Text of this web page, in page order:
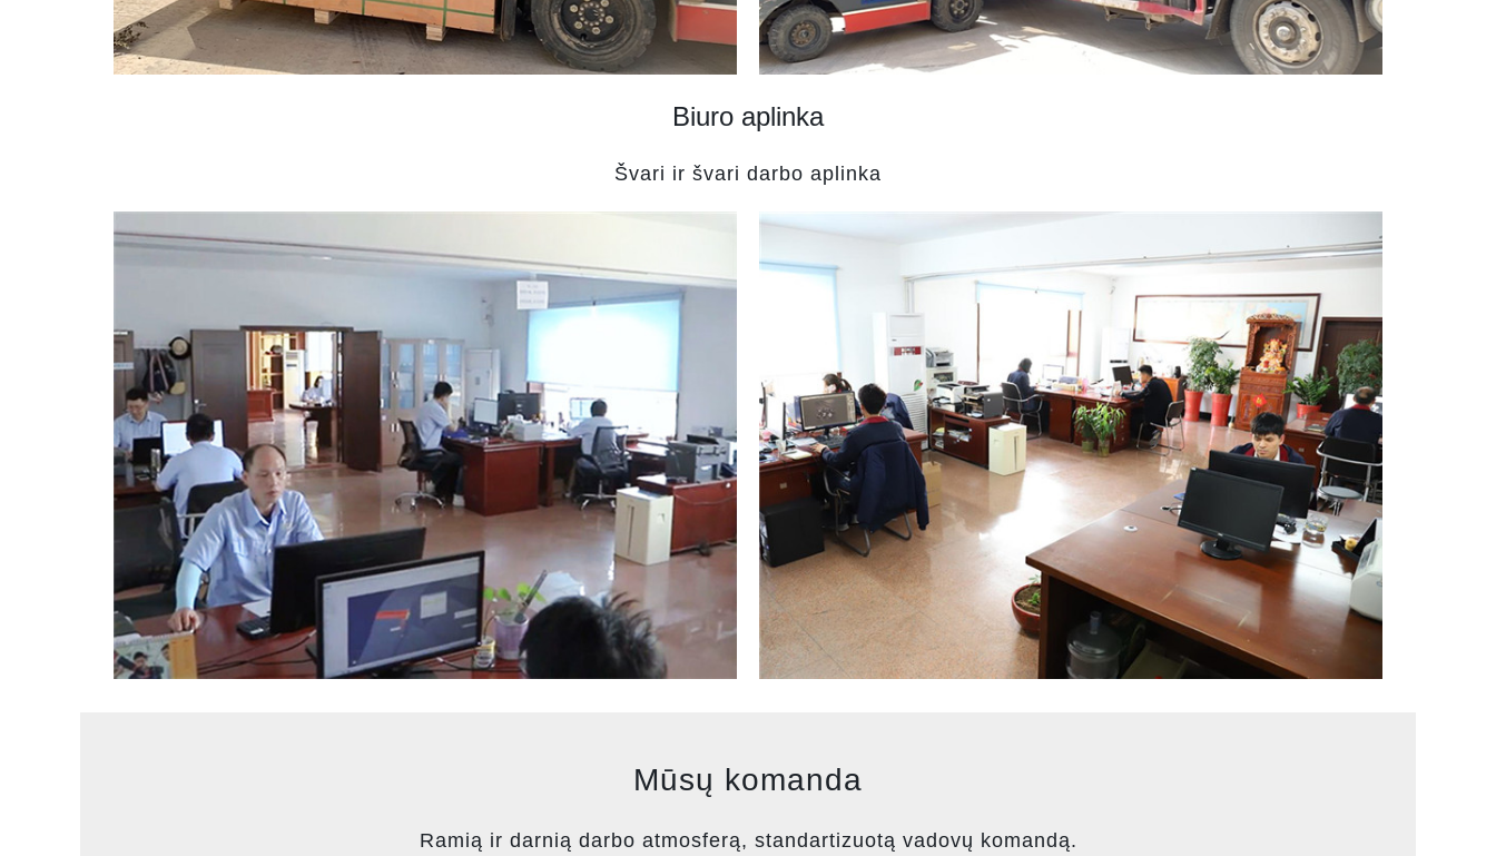
Biuro aplinka
Švari ir švari darbo aplinka
Mūsų komanda
Ramią ir darnią darbo atmosferą, standartizuotą vadovų komandą.